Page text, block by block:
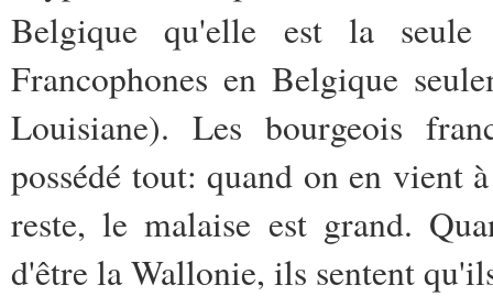
Belgique qu'elle est la
Francophones en Belgique
Louisiane). Les bourgeois
possédé tout: quand on en vient
reste, le malaise est grand.
d'être la Wallonie, ils sentent